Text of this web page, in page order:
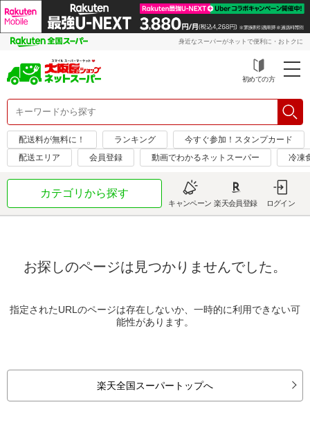
身近なスーパーがネットで便利に・おトクに
初めての方
配送料が無料に！ ランキング
今すぐ参加！スタンプカード
配送エリア
会員登録 動画でわかるネットスーパー 冷凍
カテゴリから探す
キャンペーン 楽天会員登録 ログイン
お探しのページは見つかりませんでした。
指定されたURLのページは存在しないか、一時的に利用できない可
能性があります。
楽天全国スーパートップへ